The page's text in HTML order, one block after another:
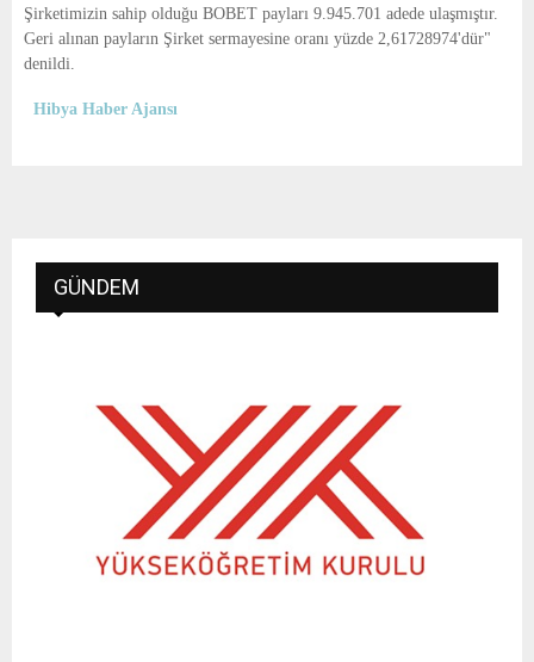
Şirketimizin sahip olduğu BOBET payları 9.945.701 adede ulaşmıştır.
Geri alınan payların Şirket sermayesine oranı yüzde 2,61728974'dür"
denildi.
Hibya Haber Ajansı
GÜNDEM